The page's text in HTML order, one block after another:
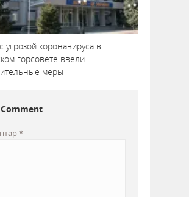
угрозой коронавируса в
горсовете ввели
меры
*